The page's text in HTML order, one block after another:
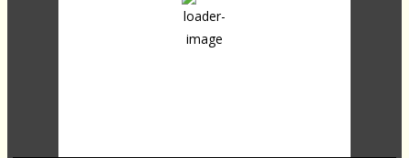
1012 mb
23 Km/h